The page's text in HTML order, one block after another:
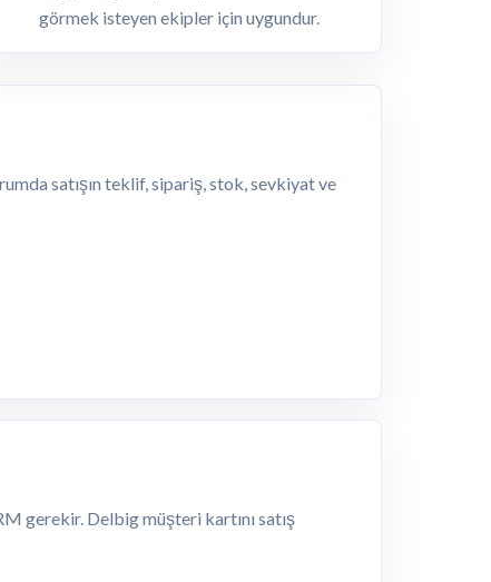
görmek isteyen ekipler için uygundur.
satışın teklif, sipariş, stok, sevkiyat ve
gerekir. Delbig müşteri kartını satış